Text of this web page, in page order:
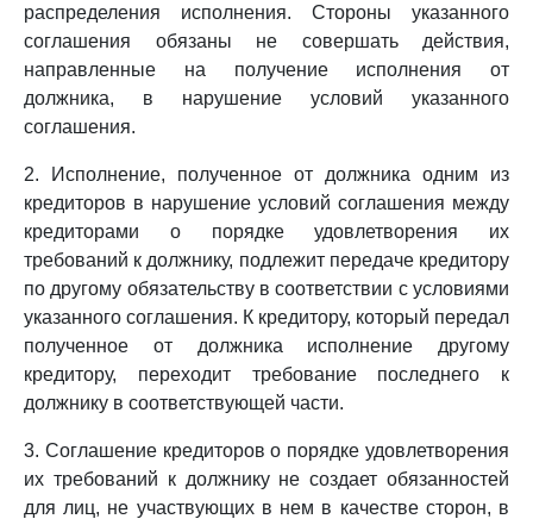
распределения исполнения. Стороны указанного
соглашения обязаны не совершать действия,
направленные на получение исполнения от
должника, в нарушение условий указанного
соглашения.
2. Исполнение, полученное от должника одним из
кредиторов в нарушение условий соглашения между
кредиторами о порядке удовлетворения их
требований к должнику, подлежит передаче кредитору
по другому обязательству в соответствии с условиями
указанного соглашения. К кредитору, который передал
полученное от должника исполнение другому
кредитору, переходит требование последнего к
должнику в соответствующей части.
3. Соглашение кредиторов о порядке удовлетворения
их требований к должнику не создает обязанностей
для лиц, не участвующих в нем в качестве сторон, в